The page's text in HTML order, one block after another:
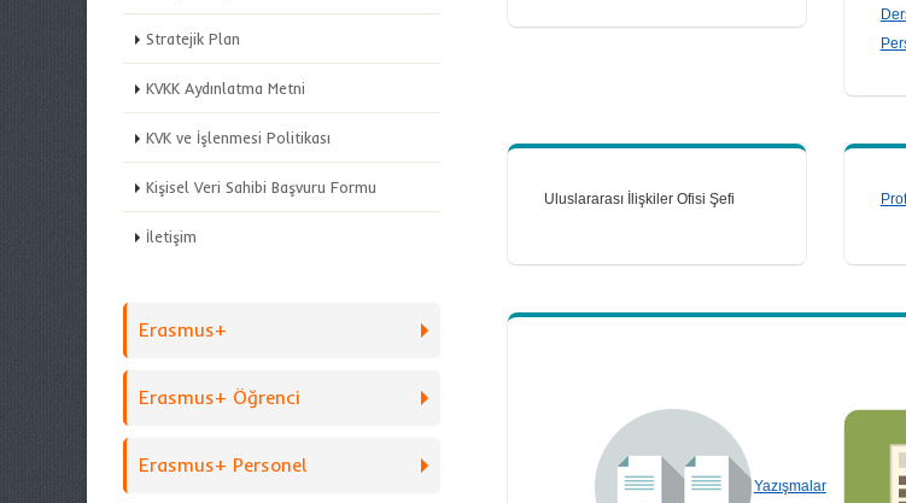
Stratejik Plan
KVKK Aydınlatma Metni
KVK ve İşlenmesi Politikası
Kişisel Veri Sahibi Başvuru Formu
İletişim
Erasmus+
Erasmus+ Öğrenci
Erasmus+ Personel
Uluslararası İlişkiler Ofisi Şefi
Yazışmalar